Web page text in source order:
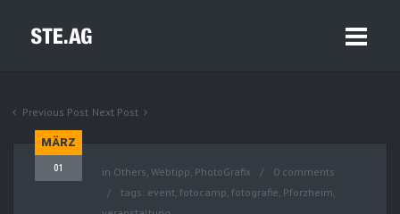
Previous Post Next Post
MÄRZ
01 in Others, Webtipp, PhotoGrafix
0 comments
tags: event, fotocamp, fotografie, Pforzheim,